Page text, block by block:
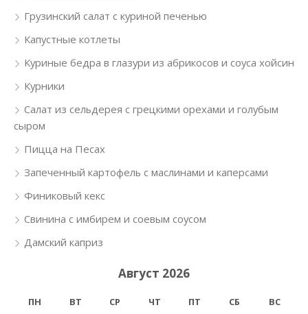
Грузинский салат с куриной печенью
Капустные котлеты
Куриные бедра в глазури из абрикосов и соуса хойсин
Курники
Салат из сельдерея с грецкими орехами и голубым
сыром
Пицца на Песах
Запеченный картофель с маслинами и каперсами
Финиковый кекс
Свинина с имбирем и соевым соусом
Дамский каприз
Август 2026
ПН ВТ СР ЧТ ПТ СБ ВС